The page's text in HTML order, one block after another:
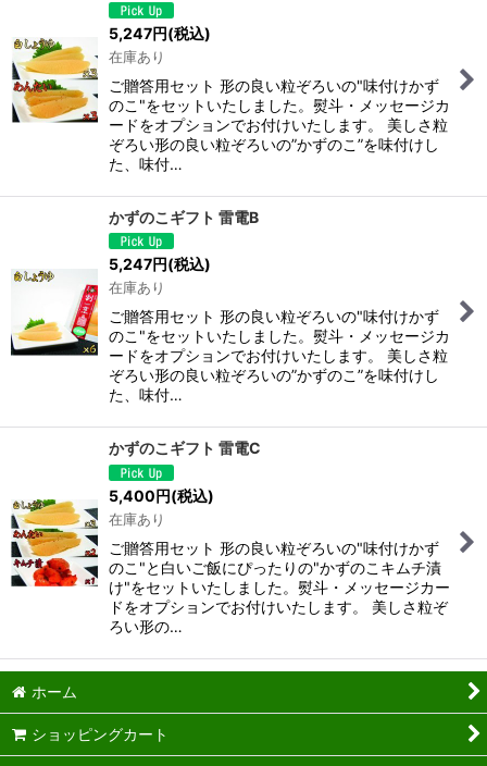
絞り込む
5,247円(税込)
在庫あり
ご贈答用セット 形の良い粒ぞろいの"味付けかず
のこ"をセットいたしました。熨斗・メッセージカ
ードをオプションでお付けいたします。 美しさ粒
ぞろい形の良い粒ぞろいの”かずのこ”を味付けし
た、味付…
かずのこギフト 雷電B
5,247円(税込)
在庫あり
ご贈答用セット 形の良い粒ぞろいの"味付けかず
のこ"をセットいたしました。熨斗・メッセージカ
ードをオプションでお付けいたします。 美しさ粒
ぞろい形の良い粒ぞろいの”かずのこ”を味付けし
た、味付…
かずのこギフト 雷電C
5,400円(税込)
在庫あり
ご贈答用セット 形の良い粒ぞろいの"味付けかず
のこ"と白いご飯にぴったりの"かずのこキムチ漬
け"をセットいたしました。熨斗・メッセージカー
ドをオプションでお付けいたします。 美しさ粒ぞ
ろい形の…
ホーム
ショッピングカート